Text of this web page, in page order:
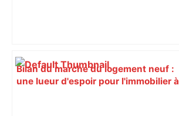
Bilan du marché du logement neuf :
une lueur d'espoir pour l'immobilier à